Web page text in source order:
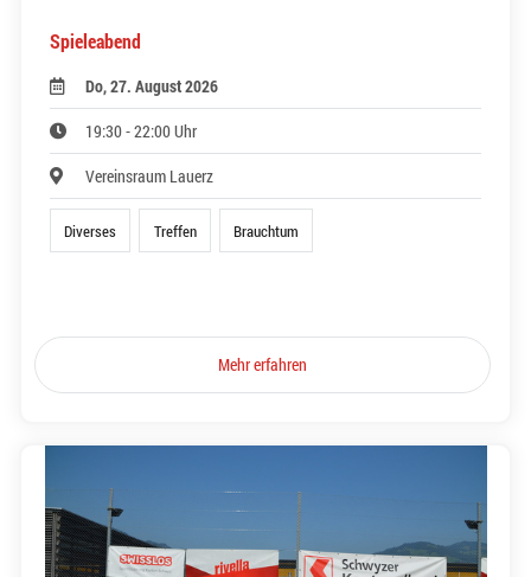
Spieleabend
Do, 27. August 2026
19:30 - 22:00 Uhr
Vereinsraum Lauerz
Diverses Treffen Brauchtum
Mehr erfahren